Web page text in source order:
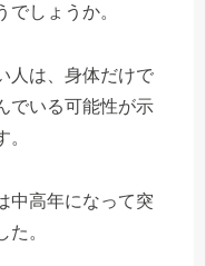
しょうか。
人は、身体だけで
でいる可能性が示
中高年になって突
。